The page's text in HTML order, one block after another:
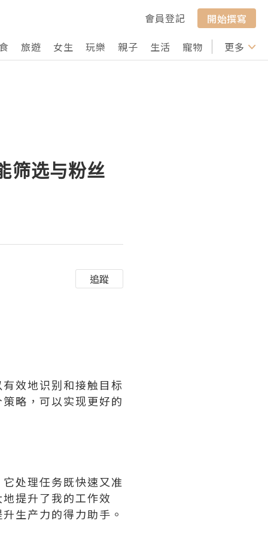
會員登記
開始撰寫
旅遊 女生 玩樂 親子 生活 寵物 行山 打卡
更多
筛选与粉丝
追蹤
效地识别和接触目标
略，可以实现更好的
处理任务既快速又准
提升了我的工作效
生产力的得力助手。